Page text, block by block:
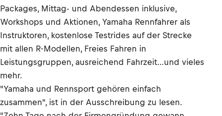
Packages, Mittag- und Abendessen inklusive,
Workshops und Aktionen, Yamaha Rennfahrer als
Instruktoren, kostenlose Testrides auf der Strecke
mit allen R-Modellen, Freies Fahren in
Leistungsgruppen, ausreichend Fahrzeit…und vieles
mehr.
"Yamaha und Rennsport gehören einfach
zusammen", ist in der Ausschreibung zu lesen.